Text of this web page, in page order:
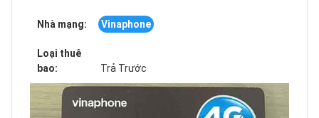
Nhà mạng: Vinaphone
Loại thuê
bao:
Trả Trước